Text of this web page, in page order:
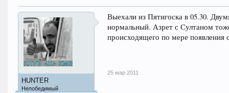
HUNTER
Непобедимый
Выехали из Пятигоска в 05.30.
нормальный. Азрет с Султаном
происходящего по мере
25 мар 2011